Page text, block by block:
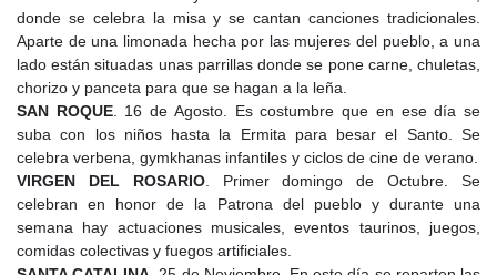
donde se celebra la misa y se cantan canciones tradicionales.
Aparte de una limonada hecha por las mujeres del pueblo, a una
lado están situadas unas parrillas donde se pone carne, chuletas,
chorizo y panceta para que se hagan a la leña.
SAN ROQUE. 16 de Agosto. Es costumbre que en ese día se
suba con los niños hasta la Ermita para besar el Santo. Se
celebra verbena, gymkhanas infantiles y ciclos de cine de verano.
VIRGEN DEL ROSARIO. Primer domingo de Octubre. Se
celebran en honor de la Patrona del pueblo y durante una
semana hay actuaciones musicales, eventos taurinos, juegos,
comidas colectivas y fuegos artificiales.